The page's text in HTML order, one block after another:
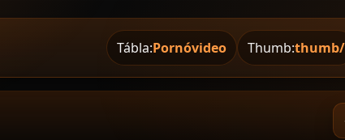
Tábla:Pornóvideo Thumb:thumb/